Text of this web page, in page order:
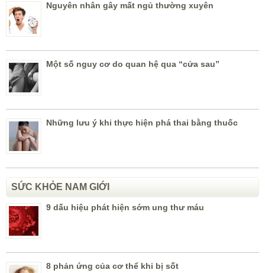
Nguyên nhân gây mất ngủ thường xuyên
Một số nguy cơ do quan hệ qua “cửa sau”
Những lưu ý khi thực hiện phá thai bằng thuốc
SỨC KHỎE NAM GIỚI
9 dấu hiệu phát hiện sớm ung thư máu
8 phản ứng của cơ thể khi bị sốt